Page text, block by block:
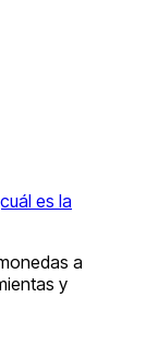
es la
a
y